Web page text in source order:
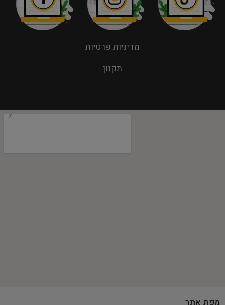
מדיניות פרטיות
תקנון
מפת אתר